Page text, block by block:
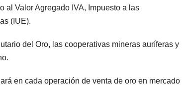
al Valor Agregado IVA, Impuesto a las
(IUE).
del Oro, las cooperativas mineras auríferas y
en cada operación de venta de oro en mercado